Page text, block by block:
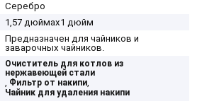
Серебро
1,57 дюймаx1 дюйм
Предназначен для чайников и
заварочных чайников.
Очиститель для котлов из
нержавеющей стали
, Фильтр от накипи,
Чайник для удаления накипи